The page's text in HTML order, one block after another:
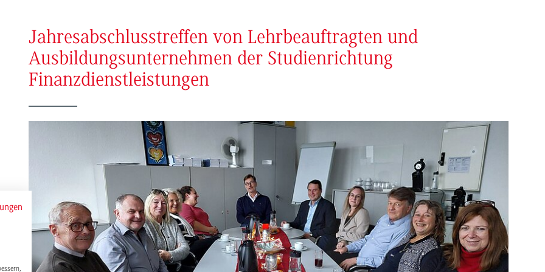
Jahresabschlusstreffen von Lehrbeauftragten und
Ausbildungsunternehmen der Studienrichtung
Finanzdienstleistungen